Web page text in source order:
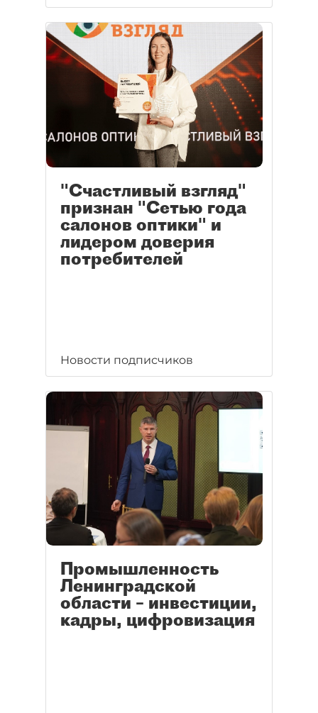
"Счастливый взгляд"
признан "Сетью года
салонов оптики" и
лидером доверия
потребителей
Новости подписчиков
Промышленность
Ленинградской
области – инвестиции,
кадры, цифровизация